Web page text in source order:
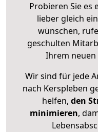
Probieren Sie es
lieber gleich
wünschen,
geschulten
Ihrem neuen
Wir sind für jede
nach Kerspleben
helfen, den
minimieren,